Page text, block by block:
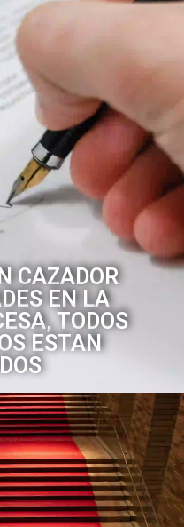
CAZADOR
EN LA
TODOS
ESTAN